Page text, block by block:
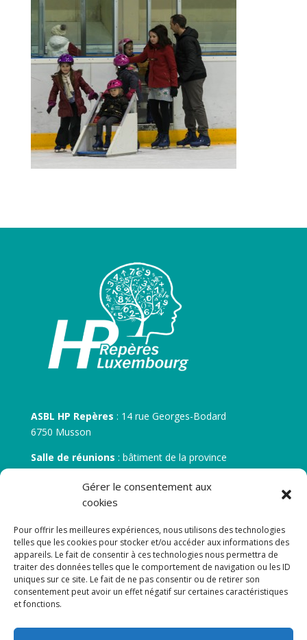
Gérer le consentement aux
cookies
Pour offrir les meilleures expériences, nous utilisons des technologies
telles que les cookies pour stocker et/ou accéder aux informations des
appareils. Le fait de consentir à ces technologies nous permettra de
traiter des données telles que le comportement de navigation ou les ID
uniques sur ce site. Le fait de ne pas consentir ou de retirer son
consentement peut avoir un effet négatif sur certaines caractéristiques
et fonctions.
ASBL HP Repères : 14 rue Georges-Bodard
6750 Musson
Salle de réunions : bâtiment de la province
30 rue Zénobe Gramme – 6700 Arlon
N° d’entreprise :BE 0506.746.707
N° de compte IBAN
: BE 05 7512 0751 5675
Newsletter